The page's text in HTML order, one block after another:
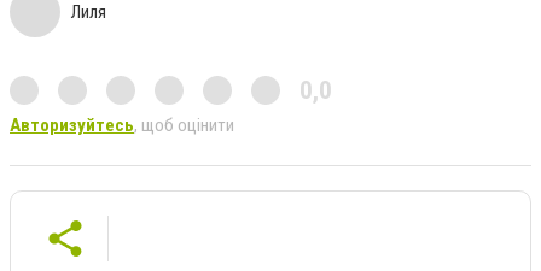
Лиля
0,0
Авторизуйтесь, щоб оцінити